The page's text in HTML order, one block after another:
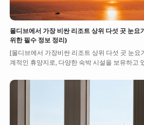
몰디브에서 가장 비싼 리조트 상위 다섯 곳 눈요
위한 필수 정보 정리)
[몰디브에서 가장비싼 리조트 상위 다섯 곳 눈
계적인 휴양지로, 다양한 숙박 시설을 보유하고